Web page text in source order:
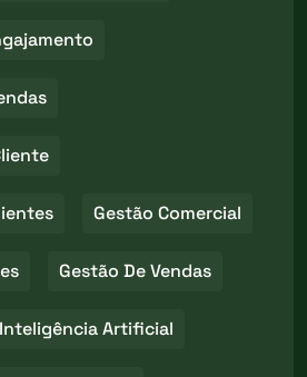
Gestão Comercial
Gestão De Vendas
Inteligência Artificial